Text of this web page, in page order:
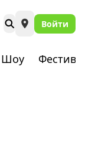
Войти
Шоу